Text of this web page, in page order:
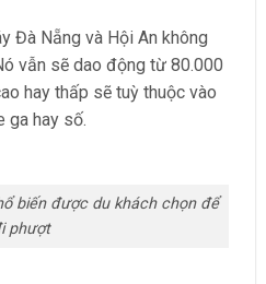
Đà Nẵng và Hội An không
vẫn sẽ dao động từ 80.000
hay thấp sẽ tuỳ thuộc vào
ga hay số.
biến được du khách chọn để
phượt